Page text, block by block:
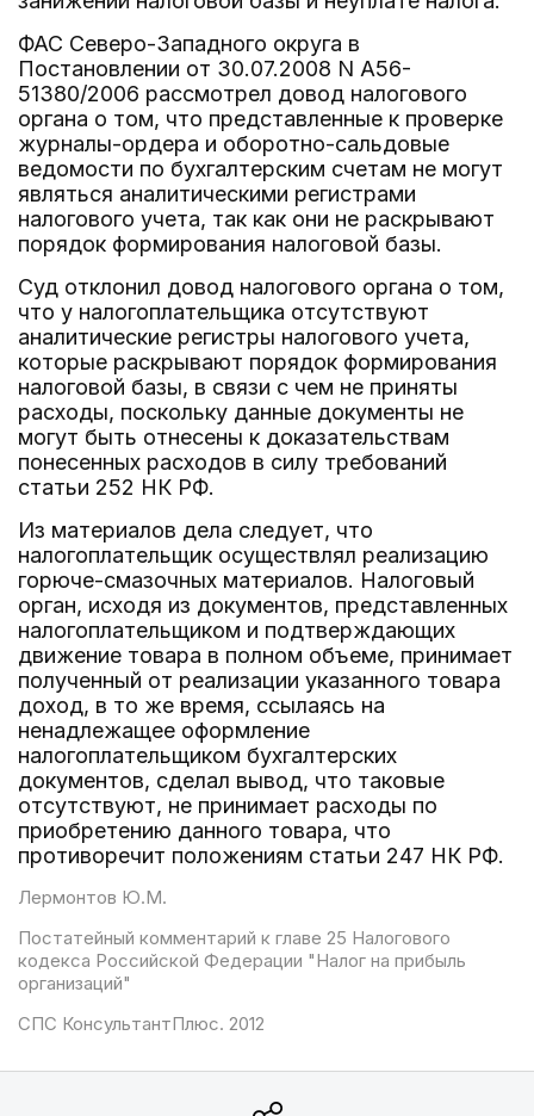
ФАС Северо-Западного округа в
Постановлении от 30.07.2008 N А56-
51380/2006 рассмотрел довод налогового
органа о том, что представленные к проверке
журналы-ордера и оборотно-сальдовые
ведомости по бухгалтерским счетам не могут
являться аналитическими регистрами
налогового учета, так как они не раскрывают
порядок формирования налоговой базы.
Суд отклонил довод налогового органа о том,
что у налогоплательщика отсутствуют
аналитические регистры налогового учета,
которые раскрывают порядок формирования
налоговой базы, в связи с чем не приняты
расходы, поскольку данные документы не
могут быть отнесены к доказательствам
понесенных расходов в силу требований
статьи 252 НК РФ.
Из материалов дела следует, что
налогоплательщик осуществлял реализацию
горюче-смазочных материалов. Налоговый
орган, исходя из документов, представленных
налогоплательщиком и подтверждающих
движение товара в полном объеме, принимает
полученный от реализации указанного товара
доход, в то же время, ссылаясь на
ненадлежащее оформление
налогоплательщиком бухгалтерских
документов, сделал вывод, что таковые
отсутствуют, не принимает расходы по
приобретению данного товара, что
противоречит положениям статьи 247 НК РФ.
Лермонтов Ю.М.
Постатейный комментарий к главе 25 Налогового
кодекса Российской Федерации "Налог на прибыль
организаций"
СПС КонсультантПлюс. 2012